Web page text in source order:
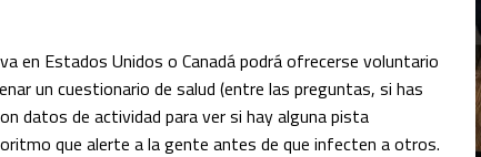
en Estados Unidos o Canadá podrá ofrecerse voluntario
un cuestionario de salud (entre las preguntas, si has
datos de actividad para ver si hay alguna pista
que alerte a la gente antes de que infecten a otros.